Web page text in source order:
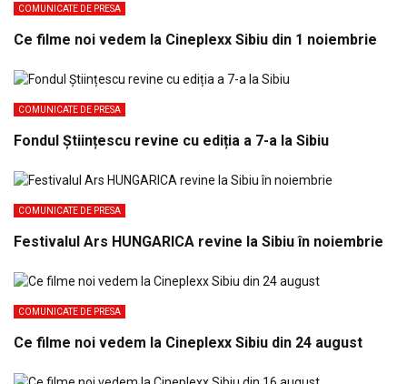
COMUNICATE DE PRESA
Ce filme noi vedem la Cineplexx Sibiu din 1 noiembrie
COMUNICATE DE PRESA
Fondul Științescu revine cu ediția a 7-a la Sibiu
COMUNICATE DE PRESA
Festivalul Ars HUNGARICA revine la Sibiu în noiembrie
COMUNICATE DE PRESA
Ce filme noi vedem la Cineplexx Sibiu din 24 august